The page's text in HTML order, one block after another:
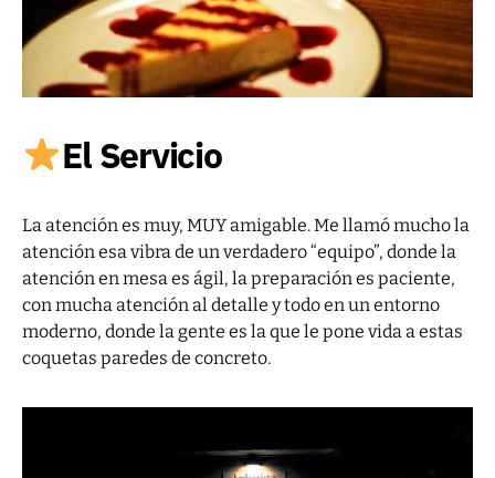
El Servicio
La atención es muy, MUY amigable. Me llamó mucho la
atención esa vibra de un verdadero “equipo”, donde la
atención en mesa es ágil, la preparación es paciente,
con mucha atención al detalle y todo en un entorno
moderno, donde la gente es la que le pone vida a estas
coquetas paredes de concreto.